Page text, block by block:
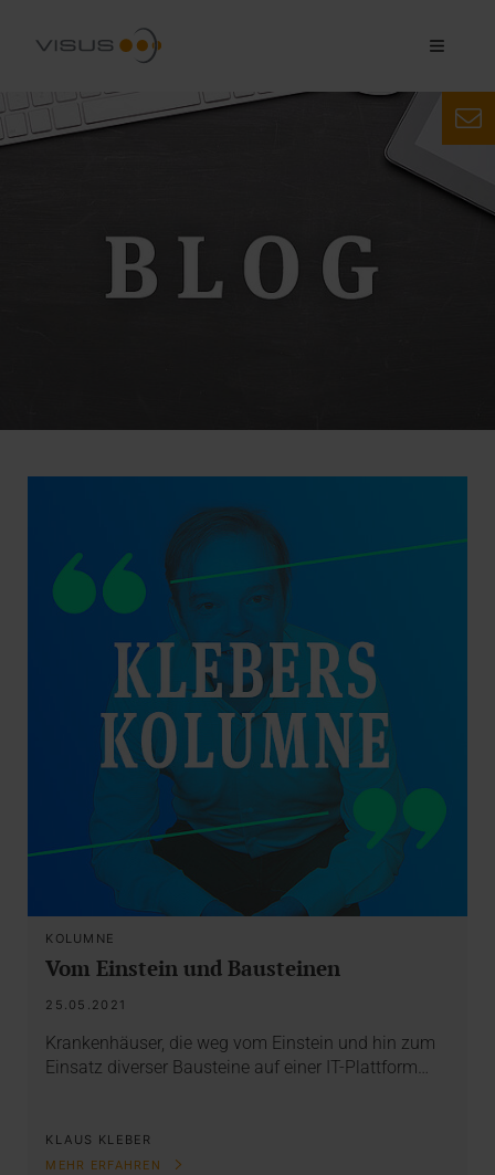
KOLUMNE
Vom Einstein und Bausteinen
25.05.2021
Krankenhäuser, die weg vom Einstein und hin zum
Einsatz diverser Bausteine auf einer IT-Plattform…
KLAUS KLEBER
MEHR ERFAHREN